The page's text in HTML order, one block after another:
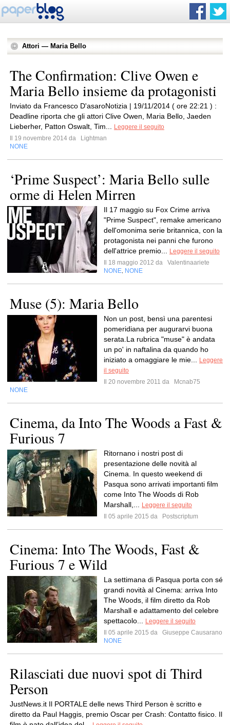
Attori — Maria Bello
The Confirmation: Clive Owen e
Maria Bello insieme da protagonisti
Inviato da Francesco D'asaroNotizia | 19/11/2014 ( ore 22:21 ) :
Deadline riporta che gli attori Clive Owen, Maria Bello, Jaeden
Lieberher, Patton Oswalt, Tim...
Leggere il seguito
Il 19 novembre 2014 da
Lightman
NONE
‘Prime Suspect’: Maria Bello sulle
orme di Helen Mirren
Il 17 maggio su Fox Crime arriva
"Prime Suspect", remake americano
dell'omonima serie britannica, con la
protagonista nei panni che furono
dell'attrice premio...
Leggere il seguito
Il 18 maggio 2012 da
Valentinaariete
NONE NONE
Muse (5): Maria Bello
Non un post, bensì una parentesi
pomeridiana per augurarvi buona
serata.La rubrica "muse" è andata
un po' in naftalina da quando ho
iniziato a omaggiare le mie...
Leggere
il seguito
Il 20 novembre 2011 da
Mcnab75
NONE
Cinema, da Into The Woods a Fast &
Furious 7
Ritornano i nostri post di
presentazione delle novità al
Cinema. In questo weekend di
Pasqua sono arrivati importanti film
come Into The Woods di Rob
Marshall,...
Leggere il seguito
Il 05 aprile 2015 da
Postscriptum
Cinema: Into The Woods, Fast &
Furious 7 e Wild
La settimana di Pasqua porta con sé
grandi novità al Cinema: arriva Into
The Woods, il film diretto da Rob
Marshall e adattamento del celebre
spettacolo...
Leggere il seguito
Il 05 aprile 2015 da
Giuseppe Causarano
NONE
Rilasciati due nuovi spot di Third
Person
JustNews.it Il PORTALE delle news Third Person è scritto e
diretto da Paul Haggis, premio Oscar per Crash: Contatto fisico. Il